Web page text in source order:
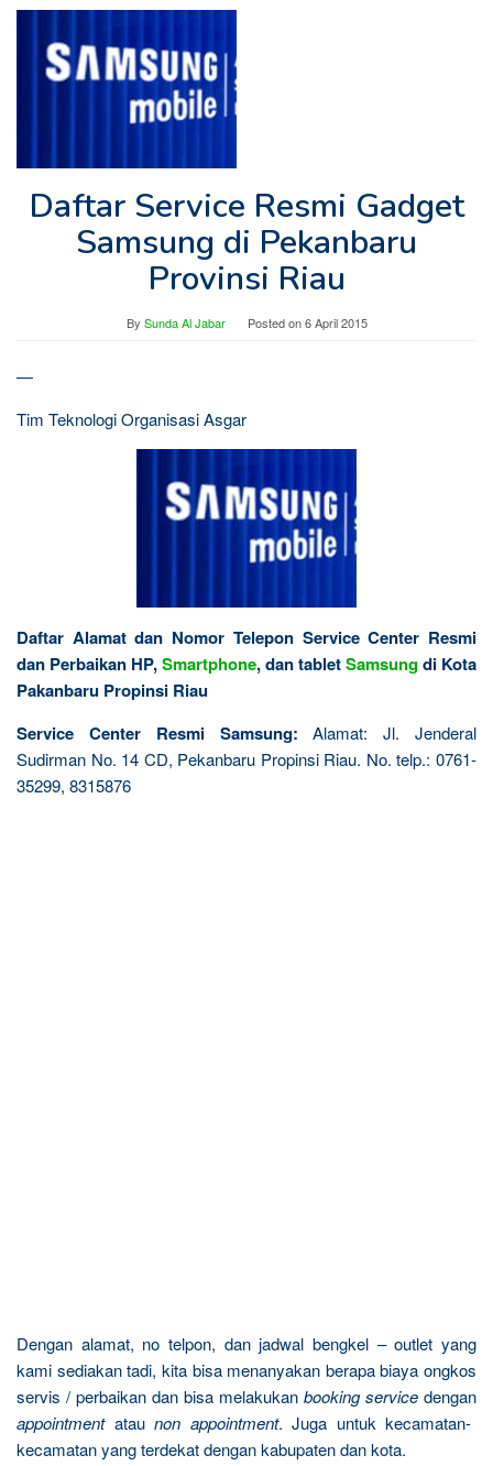
Daftar Service Resmi Gadget
Samsung di Pekanbaru
Provinsi Riau
By Sunda Al Jabar Posted on6 April 2015
—
Tim Teknologi Organisasi Asgar
Daftar Alamat dan Nomor Telepon Service Center Resmi
dan Perbaikan HP,Smartphone, dan tabletSamsungdi Kota
Pakanbaru Propinsi Riau
Service Center Resmi Samsung: Alamat: Jl. Jenderal
Sudirman No. 14 CD, Pekanbaru Propinsi Riau. No. telp.: 0761-
35299, 8315876
Dengan alamat, no telpon, dan jadwal bengkel – outlet yang
kami sediakan tadi, kita bisa menanyakan berapa biaya ongkos
servis / perbaikan dan bisa melakukan booking service dengan
appointmentataunon appointment. Juga untuk kecamatan-
kecamatan yang terdekat dengan kabupaten dan kota.